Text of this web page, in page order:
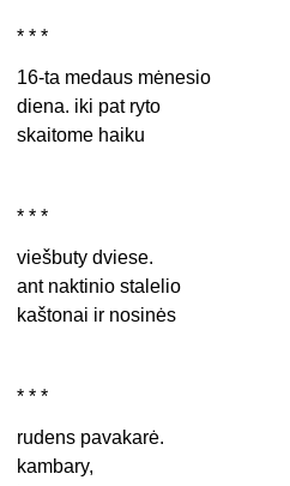
* * *
16-ta medaus mėnesio
diena. iki pat ryto
skaitome haiku
* * *
viešbuty dviese.
ant naktinio stalelio
kaštonai ir nosinės
* * *
rudens pavakarė.
kambary,